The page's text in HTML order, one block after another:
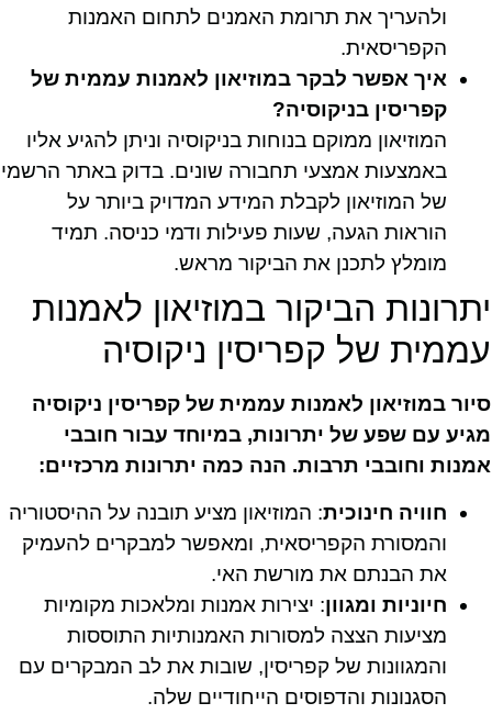
ולהעריך את תרומת האמנים לתחום האמנות
הקפריסאית.
איך אפשר לבקר במוזיאון לאמנות עממית של
קפריסין בניקוסיה?
המוזיאון ממוקם בנוחות בניקוסיה וניתן להגיע אליו
באמצעות אמצעי תחבורה שונים. בדוק באתר הרשמי
של המוזיאון לקבלת המידע המדויק ביותר על
הוראות הגעה, שעות פעילות ודמי כניסה. תמיד
מומלץ לתכנן את הביקור מראש.
יתרונות הביקור במוזיאון לאמנות
עממית של קפריסין ניקוסיה
סיור במוזיאון לאמנות עממית של קפריסין ניקוסיה
מגיע עם שפע של יתרונות, במיוחד עבור חובבי
אמנות וחובבי תרבות. הנה כמה יתרונות מרכזיים:
חוויה חינוכית: המוזיאון מציע תובנה על ההיסטוריה
והמסורת הקפריסאית, ומאפשר למבקרים להעמיק
את הבנתם את מורשת האי.
חיוניות ומגוון: יצירות אמנות ומלאכות מקומיות
מציעות הצצה למסורות האמנותיות התוססות
והמגוונות של קפריסין, שובות את לב המבקרים עם
הסגנונות והדפוסים הייחודיים שלה.